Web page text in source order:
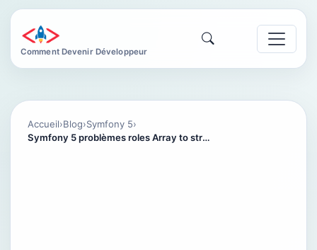
Comment Devenir Développeur
Accueil›Blog›Symfony 5›
Symfony 5 problèmes roles Array to string conversion